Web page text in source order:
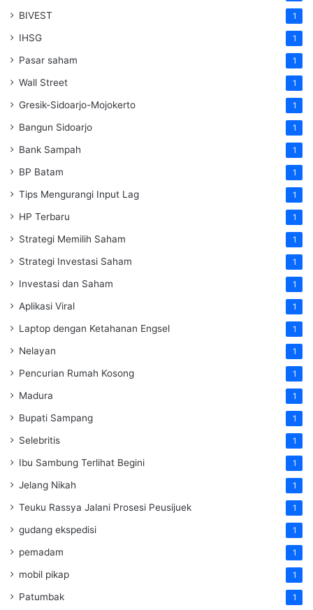
BIVEST 1
IHSG 1
Pasar saham 1
Wall Street 1
Gresik-Sidoarjo-Mojokerto 1
Bangun Sidoarjo 1
Bank Sampah 1
BP Batam 1
Tips Mengurangi Input Lag 1
HP Terbaru 1
Strategi Memilih Saham 1
Strategi Investasi Saham 1
Investasi dan Saham 1
Aplikasi Viral 1
Laptop dengan Ketahanan Engsel 1
Nelayan 1
Pencurian Rumah Kosong 1
Madura 1
Bupati Sampang 1
Selebritis 1
Ibu Sambung Terlihat Begini 1
Jelang Nikah 1
Teuku Rassya Jalani Prosesi Peusijuek 1
gudang ekspedisi 1
pemadam 1
mobil pikap 1
Patumbak 1